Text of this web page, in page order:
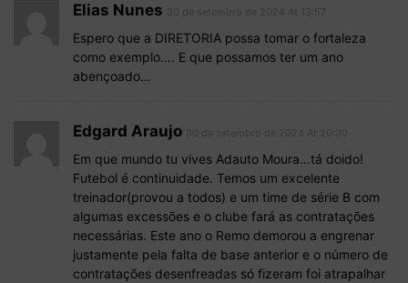
Elias Nunes
Espero que a DIRETORIA possa tomar o fortaleza
como exemplo…. E que possamos ter um ano
abençoado…
Edgard Araujo
Em que mundo tu vives Adauto Moura…tá doido!
Futebol é continuidade. Temos um excelente
treinador(provou a todos) e um time de série B com
algumas excessões e o clube fará as contratações
necessárias. Este ano o Remo demorou a engrenar
justamente pela falta de base anterior e o número de
contratações desenfreadas só fizeram foi atrapalhar